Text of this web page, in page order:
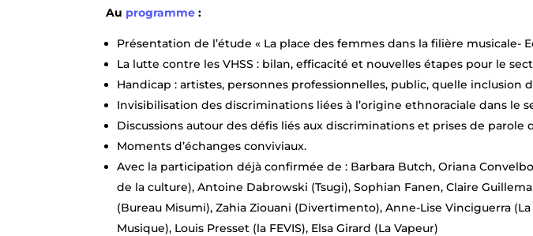
Au programme :
Présentation de l’étude « La place des femmes dans la filière musicale-
La lutte contre les VHSS : bilan, efficacité et nouvelles étapes pour le
Handicap : artistes, personnes professionnelles, public, quelle inclusion
Invisibilisation des discriminations liées à l’origine ethnoraciale dans le
Discussions autour des défis liés aux discriminations et prises de parole
Moments d’échanges conviviaux.
Avec la participation déjà confirmée de : Barbara Butch, Oriana
de la culture), Antoine Dabrowski (Tsugi), Sophian Fanen, Claire
(Bureau Misumi), Zahia Ziouani (Divertimento), Anne-Lise Vinciguerra
Musique), Louis Presset (la FEVIS), Elsa Girard (La Vapeur)